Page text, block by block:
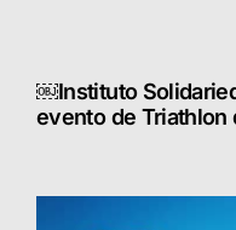
￼Instituto
evento de Triathlon